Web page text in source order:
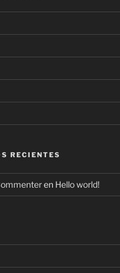
RECIENTES
en Hello world!